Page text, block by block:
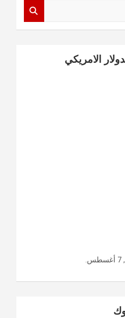
الامريكي